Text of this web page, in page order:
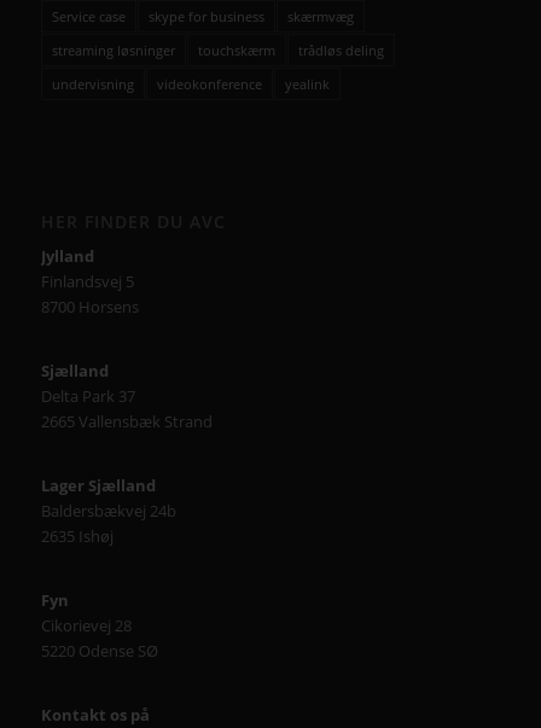
Service case
skype for business
skærmvæg
streaming løsninger
touchskærm
trådløs deling
undervisning
videokonference yealink
Jylland
Finlandsvej 5
8700 Horsens
Sjælland
Delta Park 37
2665 Vallensbæk Strand
Lager Sjælland
Baldersbækvej 24b
2635 Ishøj
Fyn
Cikorievej 28
5220 Odense SØ
Kontakt os på